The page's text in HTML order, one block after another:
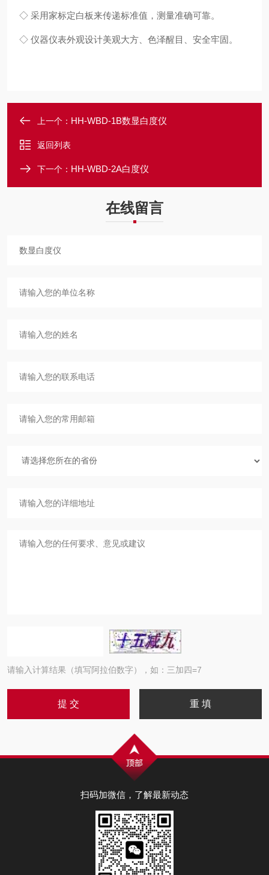
◇ 采用家标定白板来传递标准值，测量准确可靠。
◇ 仪器仪表外观设计美观大方、色泽醒目、安全牢固。
上一个： HH-WBD-1B数显白度仪
返回列表
下一个： HH-WBD-2A白度仪
在线留言
请输入计算结果（填写阿拉伯数字），如：三加四=7
扫码加微信，了解最新动态